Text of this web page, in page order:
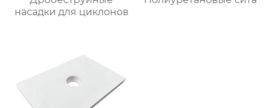
насадки для циклонов